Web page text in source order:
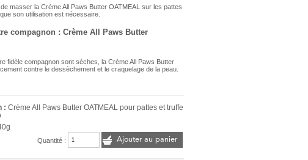
masser la Crème All Paws Butter OATMEAL sur les pattes
son utilisation est nécessaire.
compagnon : Crème All Paws Butter
fidèle compagnon sont sèches, la Crème All Paws Butter
contre le dessèchement et le craquelage de la peau.
:Crème All Paws Butter OATMEAL pour pattes et truffe
Quantité : Ajouter au panier